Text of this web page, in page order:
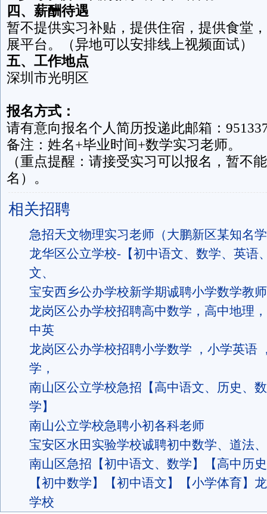
四、 薪酬待遇
暂不提供实习补贴，提供住宿，提供食堂
展平台。（异地可以安排线上视频面试）
五、 工作地点
深圳市光明区
报名方式：
请有意向报名个人简历投递此邮箱：
备注：姓名+毕业时间+数学实习老师。
（重点提醒：请接受实习可以报名，暂不
名）。
相关招聘
急招天文物理实习老师（大鹏新区某知名
龙华区公立学校-【初中语文、数学、英语
文、
宝安西乡公办学校新学期诚聘小学数学教师
龙岗区公办学校招聘高中数学，高中地理
中英
龙岗区公办学校招聘小学数学 ，小学英语
学，
南山区公立学校急招【高中语文、历史、
学】
南山公立学校急聘小初各科老师
宝安区水田实验学校诚聘初中数学、道法
南山区急招【初中语文、数学】【高中历
【初中数学】【初中语文】【小学体育】
学校